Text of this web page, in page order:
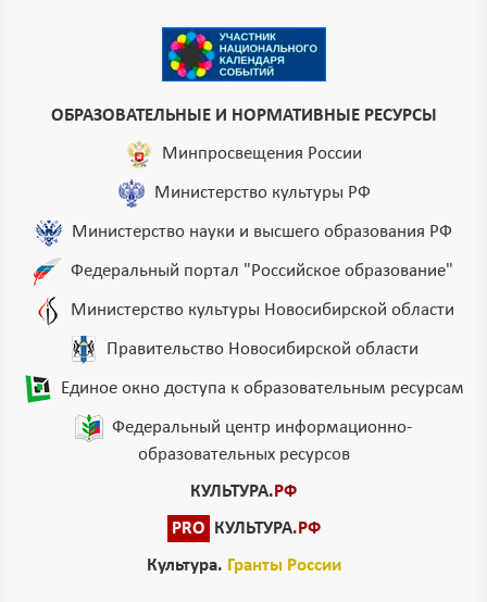
ОБРАЗОВАТЕЛЬНЫЕ И НОРМАТИВНЫЕ РЕСУРСЫ
Минпросвещения России
Министерство культуры РФ
Министерство науки и высшего образования РФ
Федеральный портал "Российское образование"
Министерство культуры Новосибирской области
Правительство Новосибирской области
Единое окно доступа к образовательным ресурсам
Федеральный центр информационно-
образовательных ресурсов
КУЛЬТУРА.РФ
PRO КУЛЬТУРА.РФ
Культура. Гранты России